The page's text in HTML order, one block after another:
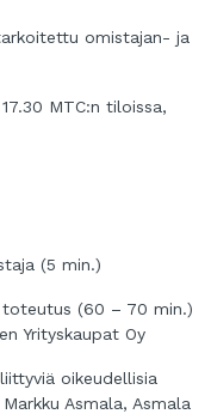
omistajan- ja
MTC:n tiloissa,
(5 min.)
toteutus (60 – 70 min.)
Yrityskaupat Oy
oikeudellisia
Asmala, Asmala